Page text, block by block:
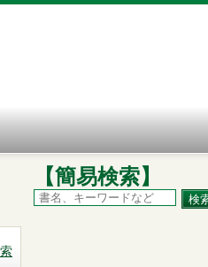
【簡易検索】